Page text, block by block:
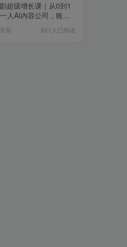
超级增长课｜从0到1
人AI内容公司，账号
战
前 821人已阅读